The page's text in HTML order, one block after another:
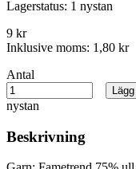
Lagerstatus: 1 nystan
9 kr
Inklusive moms: 1,80 kr
Antal
nystan
Beskrivning